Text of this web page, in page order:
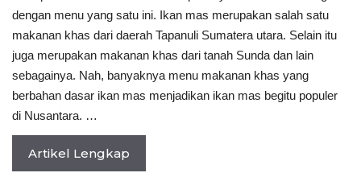
dengan menu yang satu ini. Ikan mas merupakan salah satu
makanan khas dari daerah Tapanuli Sumatera utara. Selain itu
juga merupakan makanan khas dari tanah Sunda dan lain
sebagainya. Nah, banyaknya menu makanan khas yang
berbahan dasar ikan mas menjadikan ikan mas begitu populer
di Nusantara. …
Artikel Lengkap